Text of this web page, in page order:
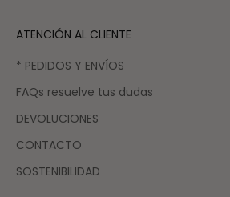
ATENCIÓN AL CLIENTE
* PEDIDOS Y ENVÍOS
FAQs resuelve tus dudas
DEVOLUCIONES
CONTACTO
SOSTENIBILIDAD